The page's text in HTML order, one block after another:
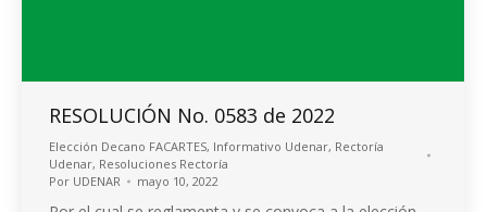
RESOLUCIÓN No. 0583 de 2022
Elección Decano FACARTES, Informativo Udenar, Rectoría
Udenar, Resoluciones Rectoría
Por UDENAR mayo 10, 2022